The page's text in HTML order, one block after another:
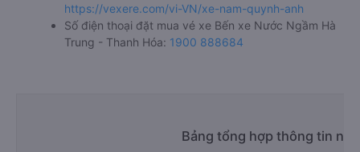
https://vexere.com/vi-VN/xe-nam-quynh-anh
Số điện thoại đặt mua vé xe Bến xe Nước Ngầm Hà
Trung - Thanh Hóa: 1900 888684
Bảng tổng hợp thông tin